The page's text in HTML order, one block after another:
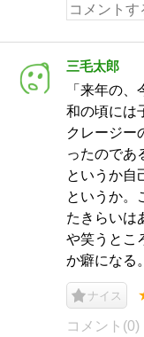
三毛太郎
「来年の
和の頃には
クレージー
ったのであ
というか自
というか。
たきらいは
や笑うとこ
か癖になる。
ナイス
コメント(0)